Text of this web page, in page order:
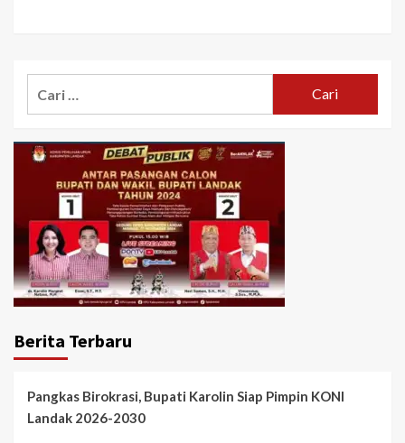
Berita Terbaru
Pangkas Birokrasi, Bupati Karolin Siap Pimpin KONI
Landak 2026-2030